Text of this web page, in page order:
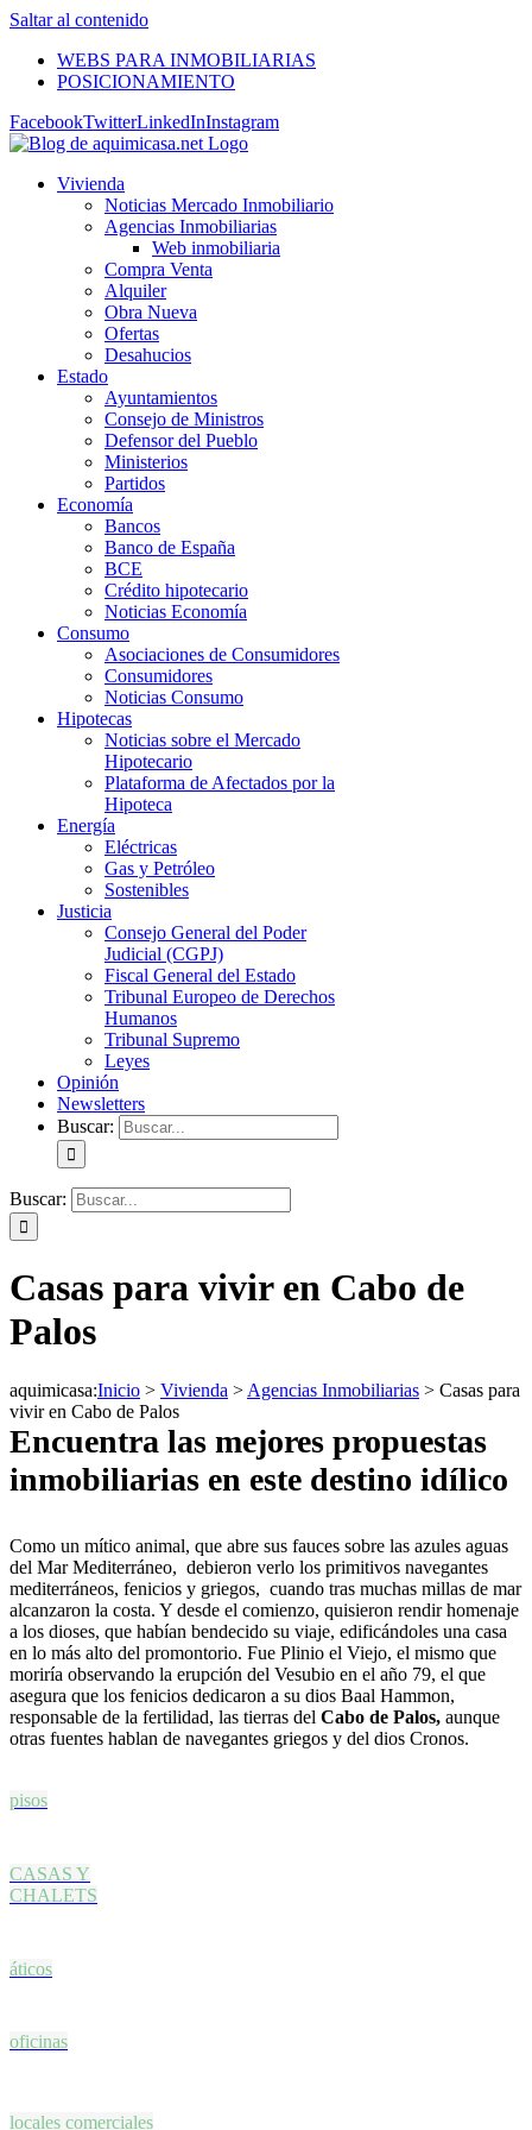
Saltar al contenido
WEBS PARA INMOBILIARIAS
POSICIONAMIENTO
FacebookTwitterLinkedInInstagram
Vivienda
Noticias Mercado Inmobiliario
Agencias Inmobiliarias
Web inmobiliaria
Compra Venta
Alquiler
Obra Nueva
Ofertas
Desahucios
Estado
Ayuntamientos
Consejo de Ministros
Defensor del Pueblo
Ministerios
Partidos
Economía
Bancos
Banco de España
BCE
Crédito hipotecario
Noticias Economía
Consumo
Asociaciones de Consumidores
Consumidores
Noticias Consumo
Hipotecas
Noticias sobre el Mercado
Hipotecario
Plataforma de Afectados por la
Hipoteca
Energía
Eléctricas
Gas y Petróleo
Sostenibles
Justicia
Consejo General del Poder
Judicial (CGPJ)
Fiscal General del Estado
Tribunal Europeo de Derechos
Humanos
Tribunal Supremo
Leyes
Opinión
Newsletters
Buscar:
Buscar:
Casas para vivir en Cabo de
Palos
aquimicasa:Inicio > Vivienda > Agencias Inmobiliarias > Casas para
vivir en Cabo de Palos
Encuentra las mejores propuestas
inmobiliarias en este destino idílico
Como un mítico animal, que abre sus fauces sobre las azules aguas
del Mar Mediterráneo, debieron verlo los primitivos navegantes
mediterráneos, fenicios y griegos, cuando tras muchas millas de mar
alcanzaron la costa. Y desde el comienzo, quisieron rendir homenaje
a los dioses, que habían bendecido su viaje, edificándoles una casa
en lo más alto del promontorio. Fue Plinio el Viejo, el mismo que
moriría observando la erupción del Vesubio en el año 79, el que
asegura que los fenicios dedicaron a su dios Baal Hammon,
responsable de la fertilidad, las tierras del Cabo de Palos, aunque
otras fuentes hablan de navegantes griegos y del dios Cronos.
pisos
CASAS Y
CHALETS
áticos
oficinas
locales comerciales